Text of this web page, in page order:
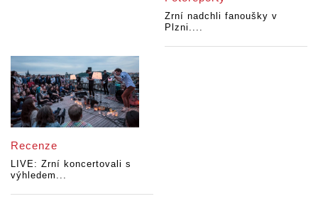
Zrní nadchli fanoušky v
Plzni....
Recenze
LIVE: Zrní koncertovali s
výhledem...